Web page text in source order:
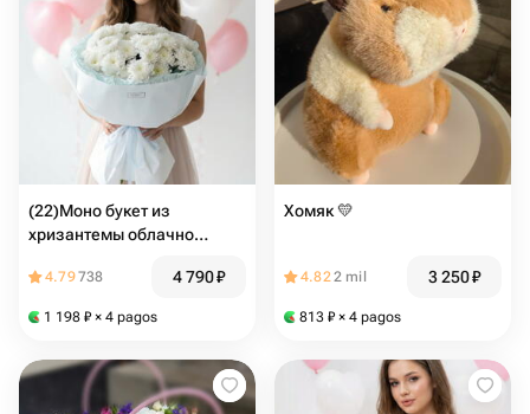
(22)Моно букет из
хризантемы облачно
4.79738 4 790₽
1 198 ₽ × 4 pagos
Хомяк 💛
4.822 mil 3 250₽
813 ₽ × 4 pagos